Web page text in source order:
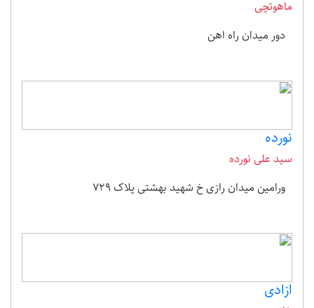
ماهوتچی
دور میدان راه اهن
نورده
سید علی نورده
ورامین میدان رازی خ شهید بهشتی پلاک 729
ازادی